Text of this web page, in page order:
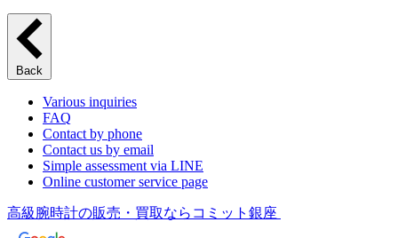
Back
Various inquiries
FAQ
Contact by phone
Contact us by email
Simple assessment via LINE
Online customer service page
高級腕時計の販売・買取ならコミット銀座